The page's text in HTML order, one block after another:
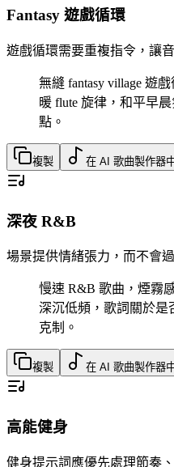
Fantasy 遊戲循環
遊戲循環需要重複指令，讓
無縫 fantasy village 遊
暖 flute 旋律，和平早
點。
複製 在 AI 歌曲製作器
深夜 R&B
場景提供情緒張力，而不會
慢速 R&B 歌曲，煙霧感
深沉低頻，歌詞關於是
克制。
複製 在 AI 歌曲製作器
高能健身
健身提示詞應優先處理節奏